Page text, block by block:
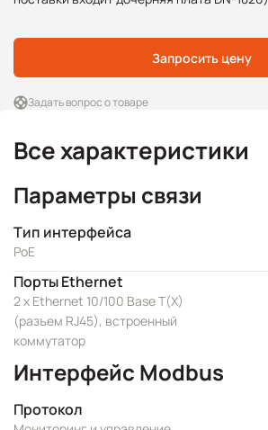
Запросить цену
Задать вопрос о товаре
Все характеристики
Параметры связи
Тип интерфейса
PoE
Порты Ethernet
2 x Ethernet 10/100 Base T(X)
(разъем RJ45), встроенный
коммутатор
Интерфейс Modbus
Протокол